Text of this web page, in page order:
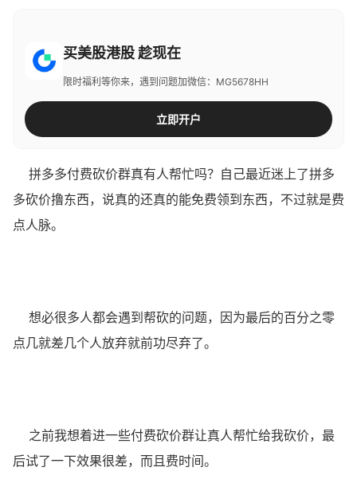
买美股港股 趁现在
限时福利等你来，遇到问题加微信：MG5678HH
立即开户
拼多多付费砍价群真有人帮忙吗？自己最近迷上了拼多
多砍价撸东西，说真的还真的能免费领到东西，不过就是费
点人脉。
想必很多人都会遇到帮砍的问题，因为最后的百分之零
点几就差几个人放弃就前功尽弃了。
之前我想着进一些付费砍价群让真人帮忙给我砍价，最
后试了一下效果很差，而且费时间。